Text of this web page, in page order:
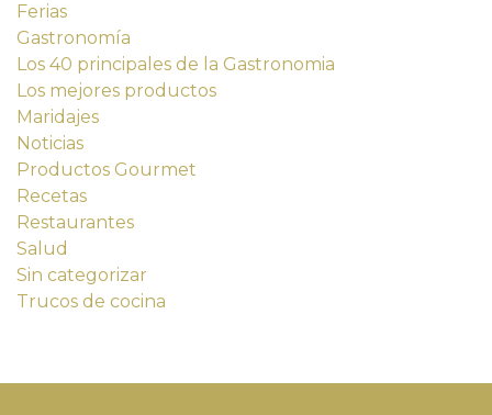
Ferias
Gastronomía
Los 40 principales de la Gastronomia
Los mejores productos
Maridajes
Noticias
Productos Gourmet
Recetas
Restaurantes
Salud
Sin categorizar
Trucos de cocina